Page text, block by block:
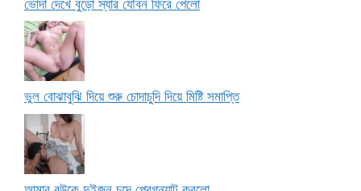
ভোদা দেখে বুড়ো স্যার যৌবন ফিরে পেলো
ভুল বোঝাবুঝি দিয়ে শুরু চোদাচুদি দিয়ে মিষ্টি সমাপ্তি